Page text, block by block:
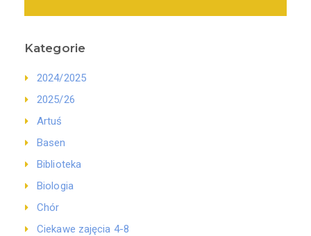
Kategorie
2024/2025
2025/26
Artuś
Basen
Biblioteka
Biologia
Chór
Ciekawe zajęcia 4-8